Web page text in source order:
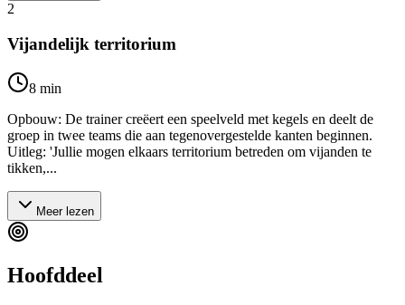
2
Vijandelijk territorium
8 min
Opbouw: De trainer creëert een speelveld met kegels en deelt de
groep in twee teams die aan tegenovergestelde kanten beginnen.
Uitleg: 'Jullie mogen elkaars territorium betreden om vijanden te
tikken,...
Meer lezen
Hoofddeel